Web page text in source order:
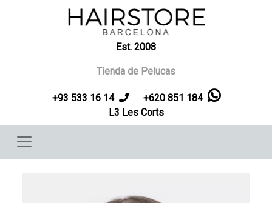
Pasar al contenido principal
Est. 2008
Tienda de Pelucas
+93 533 16 14
+620 851 184
L3 Les Corts